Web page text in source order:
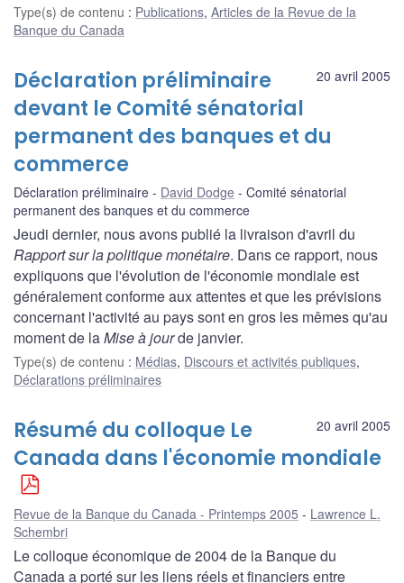
Type(s) de contenu : Publications, Articles de la Revue de la
Banque du Canada
20 avril 2005
Déclaration préliminaire
devant le Comité sénatorial
permanent des banques et du
commerce
Déclaration préliminaire David Dodge
Comité sénatorial
permanent des banques et du commerce
Jeudi dernier, nous avons publié la livraison d'avril du
Rapport sur la politique monétaire. Dans ce rapport, nous
expliquons que l'évolution de l'économie mondiale est
généralement conforme aux attentes et que les prévisions
concernant l'activité au pays sont en gros les mêmes qu'au
moment de laMise à jourde janvier.
Type(s) de contenu : Médias, Discours et activités publiques,
Déclarations préliminaires
20 avril 2005
Résumé du colloque Le
Canada dans l'économie mondiale
Revue de la Banque du Canada - Printemps 2005
Lawrence L.
Schembri
Le colloque économique de 2004 de la Banque du
Canada a porté sur les liens réels et financiers entre